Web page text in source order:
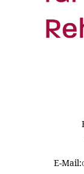
E-Mail: